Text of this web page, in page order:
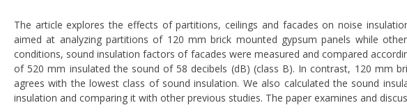
The article explores the effects of partitions, ceilings and facades on noise
aimed at analyzing partitions of 120 mm brick mounted gypsum panels while
conditions, sound insulation factors of facades were measured and compared
of 520 mm insulated the sound of 58 decibels (dB) (class B). In contrast, 120 mm
agrees with the lowest class of sound insulation. We also calculated the sound
insulation and comparing it with other previous studies. The paper examines and